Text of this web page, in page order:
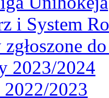
i System
2023/2024
2023